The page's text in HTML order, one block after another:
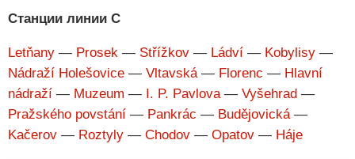
Станции линии C
Letňany — Prosek — Střížkov — Ládví — Kobylisy —
Nádraží Holešovice — Vltavská— Florenc — Hlavní
nádraží — Muzeum — I. P. Pavlova— Vyšehrad —
Pražského povstání — Pankrác — Budějovická—
Kačerov — Roztyly — Chodov — Opatov — Háje